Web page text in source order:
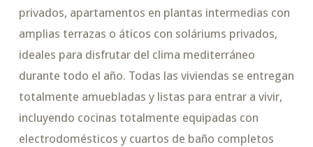
privados, apartamentos en plantas intermedias con
amplias terrazas o áticos con soláriums privados,
ideales para disfrutar del clima mediterráneo
durante todo el año. Todas las viviendas se entregan
totalmente amuebladas y listas para entrar a vivir,
incluyendo cocinas totalmente equipadas con
electrodomésticos y cuartos de baño completos